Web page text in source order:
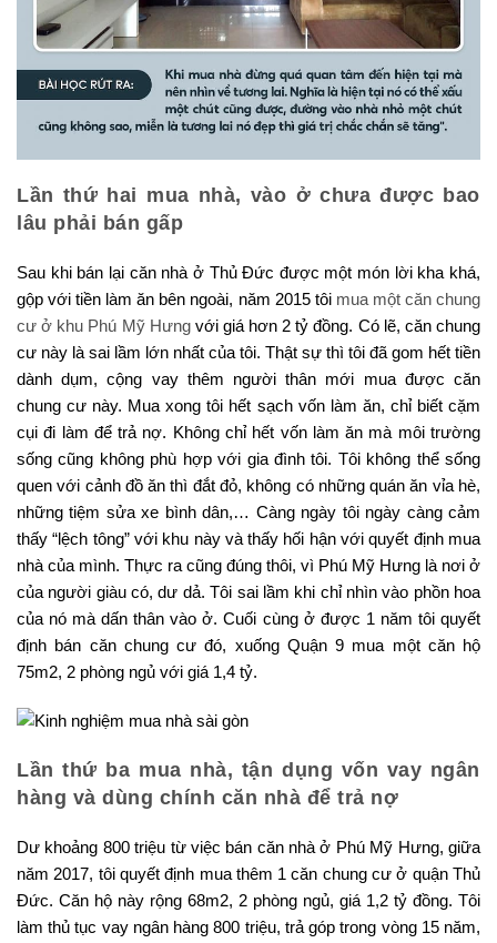
Lần thứ hai mua nhà, vào ở chưa được bao
lâu phải bán gấp
Sau khi bán lại căn nhà ở Thủ Đức được một món lời kha khá,
gộp với tiền làm ăn bên ngoài, năm 2015 tôi mua một căn chung
cư ở khu Phú Mỹ Hưngvới giá hơn 2 tỷ đồng. Có lẽ, căn chung
cư này là sai lầm lớn nhất của tôi. Thật sự thì tôi đã gom hết tiền
dành dụm, cộng vay thêm người thân mới mua được căn
chung cư này. Mua xong tôi hết sạch vốn làm ăn, chỉ biết cặm
cụi đi làm để trả nợ. Không chỉ hết vốn làm ăn mà môi trường
sống cũng không phù hợp với gia đình tôi. Tôi không thể sống
quen với cảnh đồ ăn thì đắt đỏ, không có những quán ăn vỉa hè,
những tiệm sửa xe bình dân,… Càng ngày tôi ngày càng cảm
thấy “lệch tông” với khu này và thấy hối hận với quyết định mua
nhà của mình. Thực ra cũng đúng thôi, vì Phú Mỹ Hưng là nơi ở
của người giàu có, dư dả. Tôi sai lầm khi chỉ nhìn vào phồn hoa
của nó mà dấn thân vào ở. Cuối cùng ở được 1 năm tôi quyết
định bán căn chung cư đó, xuống Quận 9 mua một căn hộ
75m2, 2 phòng ngủ với giá 1,4 tỷ.
Lần thứ ba mua nhà, tận dụng vốn vay ngân
hàng và dùng chính căn nhà để trả nợ
Dư khoảng 800 triệu từ việc bán căn nhà ở Phú Mỹ Hưng, giữa
năm 2017, tôi quyết định mua thêm 1 căn chung cư ở quận Thủ
Đức. Căn hộ này rộng 68m2, 2 phòng ngủ, giá 1,2 tỷ đồng. Tôi
làm thủ tục vay ngân hàng 800 triệu, trả góp trong vòng 15 năm,